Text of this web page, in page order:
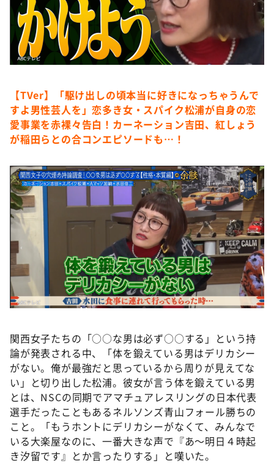
【TVer】「駆け出しの頃本当に好きになっちゃうんで
すよ男性芸人を」恋多き女・スパイク松浦が自身の恋
愛事業を赤裸々告白！カーネーション吉田、紅しょう
が稲田らとの合コンエピソードも…！
関西女子たちの「○○な男は必ず○○する」という持
論が発表される中、「体を鍛えている男はデリカシー
がない。俺が最強だと思っているから周りが見えてな
い」と切り出した松浦。彼女が言う体を鍛えている男
とは、NSCの同期でアマチュアレスリングの日本代表
選手だったこともあるネルソンズ青山フォール勝ちの
こと。「もうホントにデリカシーがなくて、みんなで
いる大楽屋なのに、一番大きな声で『あ〜明日４時起
き汐留です』とか言ったりする」と嘆いた。